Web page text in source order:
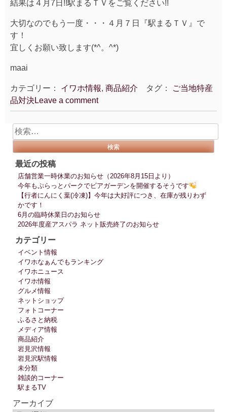
結果は４月7日!!駅まるＴＶをご覧ください!!
大切なのでもう一度・・・４月７日『駅まるＴＶ』で
す！
宜しくお願い致します(*^。^*)
maai
カテゴリー： イワホ情報, 商品紹介 タグ：
ご当地特産
品対決Leave a comment
検
索:
最近の投稿
店舗営業一時休業のお知らせ（2026年8月15日より）
今年もぷらっとパークでビアガーデンを開催するそうです
【行者にんにく葉(冷凍)】今年は大好評につき、在庫が残りわず
かです！
6月の臨時休業日のお知らせ
2026年度産アスパラ ネット販売終了のお知らせ
カテゴリー
イベント情報
イワホなぁんでもランキング
イワホニュース
イワホ情報
グルメ情報
ネットショップ
フォトコーナー
ふるさと納税
メディア情報
商品紹介
岩見沢情報
岩見沢駅情報
未分類
雑談的コーナー
駅まるTV
アーカイブ